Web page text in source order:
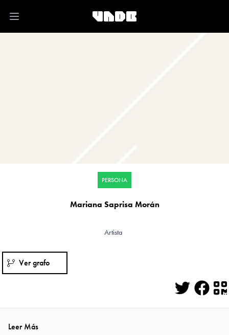
Open main menu
PERSONA
Mariana Saprisa Morán
Artista
Ver grafo
Twitter
Leer Más